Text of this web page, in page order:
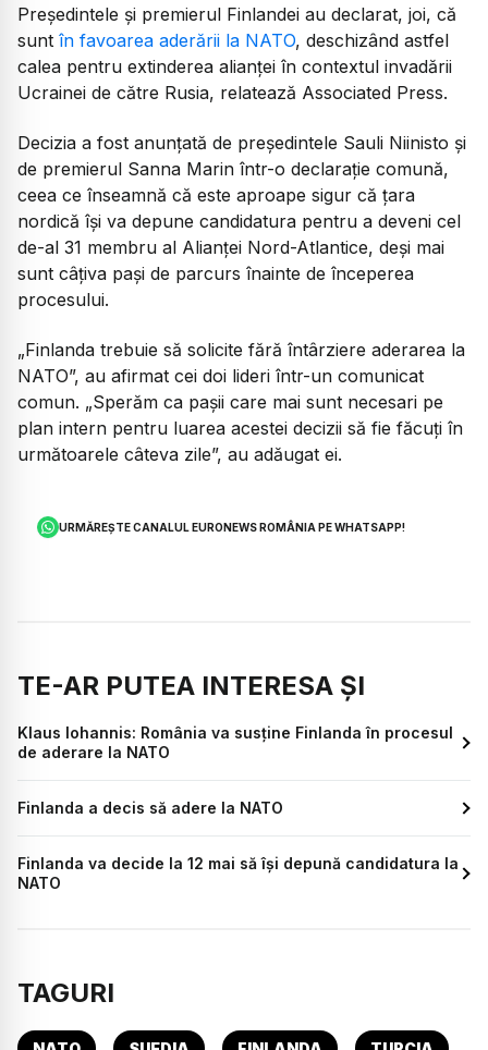
Președintele și premierul Finlandei au declarat, joi, că
sunt în favoarea aderării la NATO, deschizând astfel
calea pentru extinderea alianței în contextul invadării
Ucrainei de către Rusia, relatează Associated Press.
Decizia a fost anunțată de președintele Sauli Niinisto și
de premierul Sanna Marin într-o declarație comună,
ceea ce înseamnă că este aproape sigur că țara
nordică își va depune candidatura pentru a deveni cel
de-al 31 membru al Alianței Nord-Atlantice, deși mai
sunt câțiva pași de parcurs înainte de începerea
procesului.
„Finlanda trebuie să solicite fără întârziere aderarea la
NATO”, au afirmat cei doi lideri într-un comunicat
comun. „Sperăm ca paşii care mai sunt necesari pe
plan intern pentru luarea acestei decizii să fie făcuţi în
următoarele câteva zile”, au adăugat ei.
URMĂREȘTE CANALUL EURONEWS ROMÂNIA PE WHATSAPP!
TE-AR PUTEA INTERESA ȘI
Klaus Iohannis: România va susține Finlanda în procesul
de aderare la NATO
Finlanda a decis să adere la NATO
Finlanda va decide la 12 mai să își depună candidatura la
NATO
TAGURI